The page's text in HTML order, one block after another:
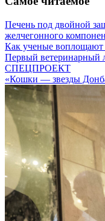
Печень под двойной
желчегонного
Как ученые воплощают
Первый ветеринарный
СПЕЦПРОЕКТ
«Кошки — звезды